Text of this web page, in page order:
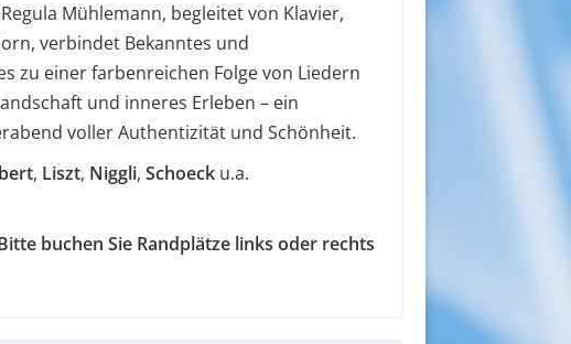
Mühlemann, begleitet von Klavier,
verbindet Bekanntes und
zu einer farbenreichen Folge von Liedern
und inneres Erleben – ein
voller Authentizität und Schönheit.
, Liszt, Niggli, Schoeck u.a.
buchen Sie Randplätze links oder rechts